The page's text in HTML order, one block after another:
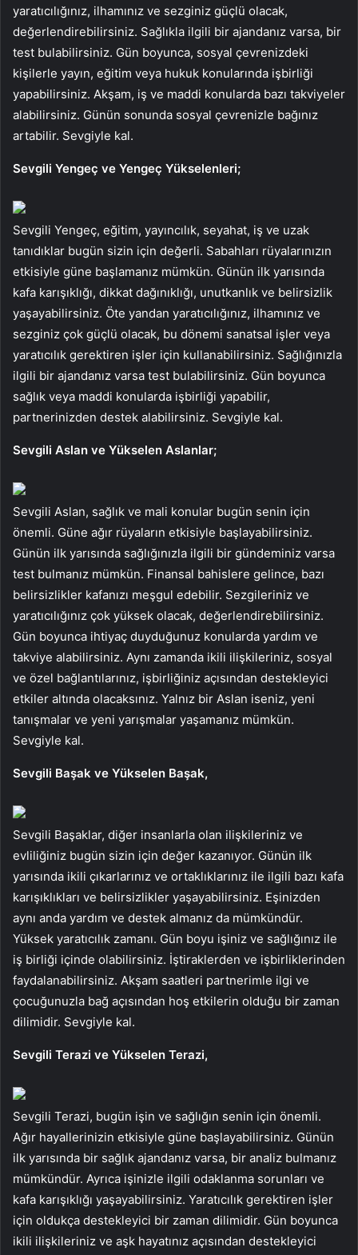
yaratıcılığınız, ilhamınız ve sezginiz güçlü olacak,
değerlendirebilirsiniz. Sağlıkla ilgili bir ajandanız varsa, bir
test bulabilirsiniz. Gün boyunca, sosyal çevrenizdeki
kişilerle yayın, eğitim veya hukuk konularında işbirliği
yapabilirsiniz. Akşam, iş ve maddi konularda bazı takviyeler
alabilirsiniz. Günün sonunda sosyal çevrenizle bağınız
artabilir. Sevgiyle kal.
Sevgili Yengeç ve Yengeç Yükselenleri;
Sevgili Yengeç, eğitim, yayıncılık, seyahat, iş ve uzak
tanıdıklar bugün sizin için değerli. Sabahları rüyalarınızın
etkisiyle güne başlamanız mümkün. Günün ilk yarısında
kafa karışıklığı, dikkat dağınıklığı, unutkanlık ve belirsizlik
yaşayabilirsiniz. Öte yandan yaratıcılığınız, ilhamınız ve
sezginiz çok güçlü olacak, bu dönemi sanatsal işler veya
yaratıcılık gerektiren işler için kullanabilirsiniz. Sağlığınızla
ilgili bir ajandanız varsa test bulabilirsiniz. Gün boyunca
sağlık veya maddi konularda işbirliği yapabilir,
partnerinizden destek alabilirsiniz. Sevgiyle kal.
Sevgili Aslan ve Yükselen Aslanlar;
Sevgili Aslan, sağlık ve mali konular bugün senin için
önemli. Güne ağır rüyaların etkisiyle başlayabilirsiniz.
Günün ilk yarısında sağlığınızla ilgili bir gündeminiz varsa
test bulmanız mümkün. Finansal bahislere gelince, bazı
belirsizlikler kafanızı meşgul edebilir. Sezgileriniz ve
yaratıcılığınız çok yüksek olacak, değerlendirebilirsiniz.
Gün boyunca ihtiyaç duyduğunuz konularda yardım ve
takviye alabilirsiniz. Aynı zamanda ikili ilişkileriniz, sosyal
ve özel bağlantılarınız, işbirliğiniz açısından destekleyici
etkiler altında olacaksınız. Yalnız bir Aslan iseniz, yeni
tanışmalar ve yeni yarışmalar yaşamanız mümkün.
Sevgiyle kal.
Sevgili Başak ve Yükselen Başak,
Sevgili Başaklar, diğer insanlarla olan ilişkileriniz ve
evliliğiniz bugün sizin için değer kazanıyor. Günün ilk
yarısında ikili çıkarlarınız ve ortaklıklarınız ile ilgili bazı kafa
karışıklıkları ve belirsizlikler yaşayabilirsiniz. Eşinizden
aynı anda yardım ve destek almanız da mümkündür.
Yüksek yaratıcılık zamanı. Gün boyu işiniz ve sağlığınız ile
iş birliği içinde olabilirsiniz. İştiraklerden ve işbirliklerinden
faydalanabilirsiniz. Akşam saatleri partnerimle ilgi ve
çocuğunuzla bağ açısından hoş etkilerin olduğu bir zaman
dilimidir. Sevgiyle kal.
Sevgili Terazi ve Yükselen Terazi,
Sevgili Terazi, bugün işin ve sağlığın senin için önemli.
Ağır hayallerinizin etkisiyle güne başlayabilirsiniz. Günün
ilk yarısında bir sağlık ajandanız varsa, bir analiz bulmanız
mümkündür. Ayrıca işinizle ilgili odaklanma sorunları ve
kafa karışıklığı yaşayabilirsiniz. Yaratıcılık gerektiren işler
için oldukça destekleyici bir zaman dilimidir. Gün boyunca
ikili ilişkileriniz ve aşk hayatınız açısından destekleyici